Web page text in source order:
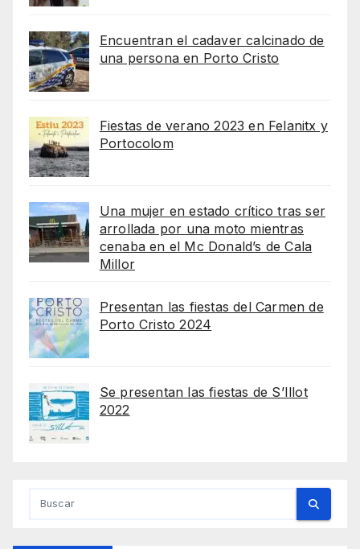
Encuentran el cadaver calcinado de
una persona en Porto Cristo
Fiestas de verano 2023 en Felanitx y
Portocolom
Una mujer en estado crítico tras ser
arrollada por una moto mientras
cenaba en el Mc Donald’s de Cala
Millor
Presentan las fiestas del Carmen de
Porto Cristo 2024
Se presentan las fiestas de S’Illot
2022